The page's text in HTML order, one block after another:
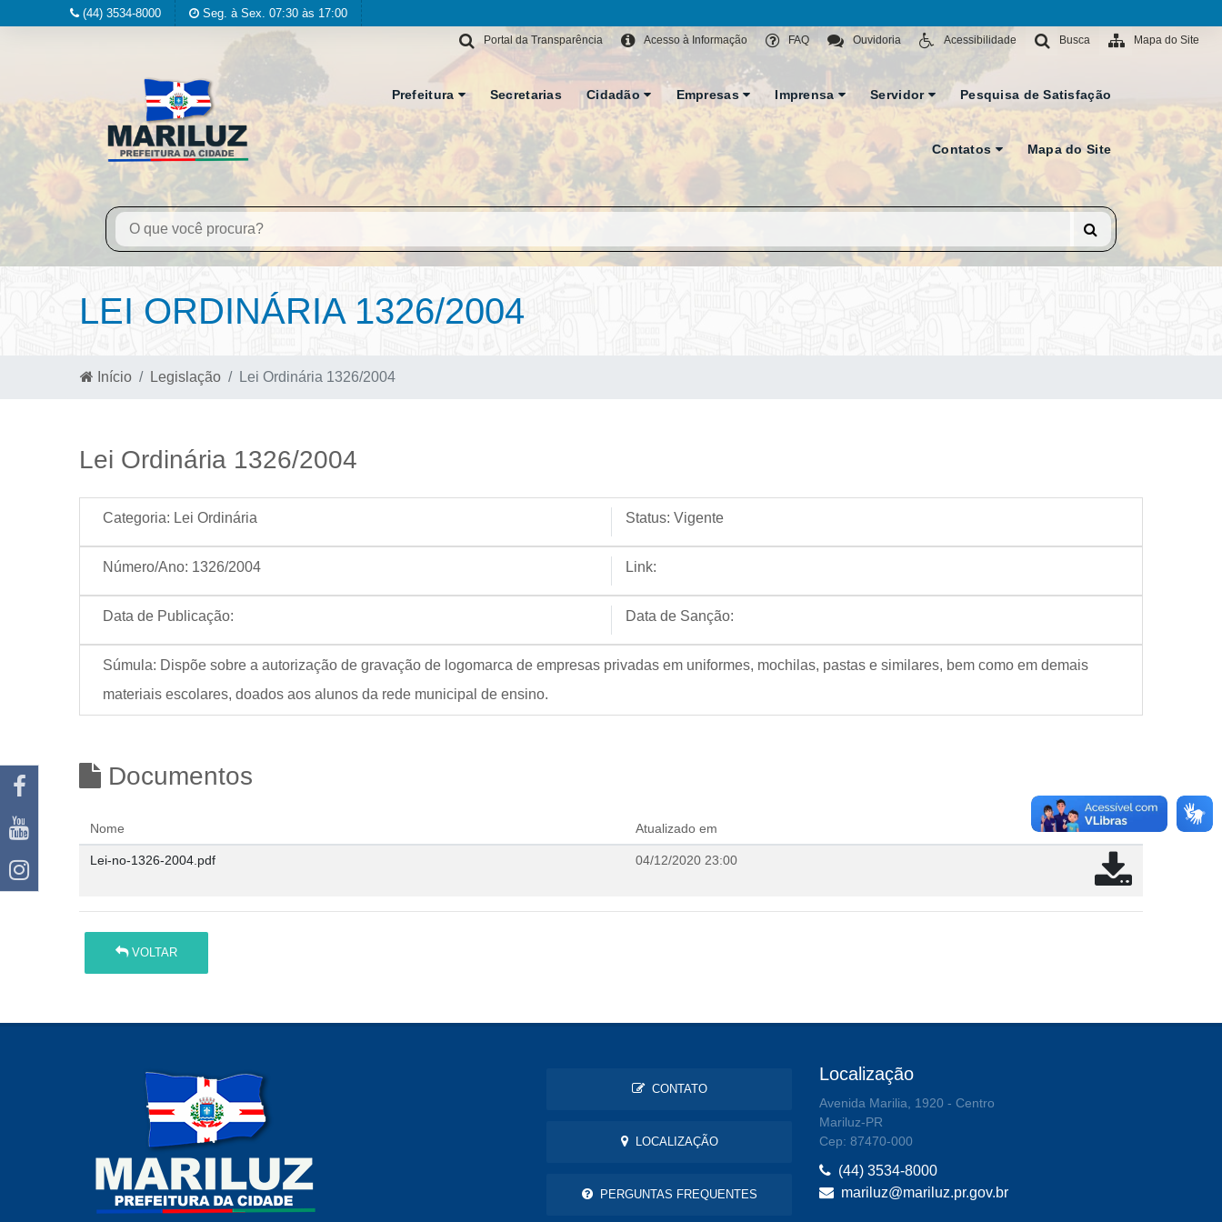
(44) 3534-8000 Seg. à Sex. 07:30 às 17:00
Mapa do Site
Busca
Acessibilidade
Ouvidoria
FAQ
Acesso à Informação
Portal da Transparência
Prefeitura Secretarias Cidadão Empresas Imprensa Servidor Pesquisa de Satisfação
Contatos Mapa do Site
LEI ORDINÁRIA 1326/2004
Início Legislação Lei Ordinária 1326/2004
Lei Ordinária 1326/2004
Categoria: Lei Ordinária Status: Vigente
Número/Ano: 1326/2004 Link:
Data de Publicação: Data de Sanção:
Súmula: Dispõe sobre a autorização de gravação de logomarca de empresas privadas em uniformes, mochilas, pastas e similares, bem como em demais
materiais escolares, doados aos alunos da rede municipal de ensino.
Documentos
Nome Atualizado em
Lei-no-1326-2004.pdf 04/12/2020 23:00
VOLTAR
CONTATO
LOCALIZAÇÃO
PERGUNTAS FREQUENTES
Localização
Avenida Marilia, 1920 - Centro
Mariluz-PR
Cep: 87470-000
(44) 3534-8000
mariluz@mariluz.pr.gov.br